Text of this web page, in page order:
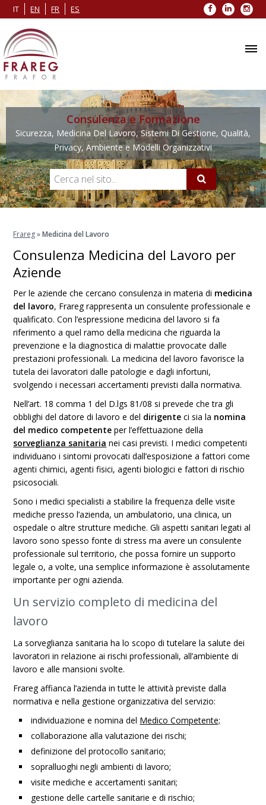
IT EN FR ES Facebook
LinkedIn
Consulenza e Formazione
Sicurezza, Medicina Del Lavoro, Sistemi Di Gestione, Qualità,
Privacy, Ambiente e Modelli Organizzativi
Frareg»Medicina del Lavoro
Consulenza Medicina del Lavoro per
Aziende
Per le aziende che cercano consulenza in materia di medicina
del lavoro, Frareg rappresenta un consulente professionale e
qualificato. Con l’espressione medicina del lavoro si fa
riferimento a quel ramo della medicina che riguarda la
prevenzione e la diagnostica di malattie provocate dalle
prestazioni professionali. La medicina del lavoro favorisce la
tutela dei lavoratori dalle patologie e dagli infortuni,
svolgendo i necessari accertamenti previsti dalla normativa.
Nell’art. 18 comma 1 del D.lgs 81/08 si prevede che tra gli
obblighi del datore di lavoro e del dirigente ci sia la nomina
del medico competente per l’effettuazione della
sorveglianza sanitaria nei casi previsti. I medici competenti
individuano i sintomi provocati dall’esposizione a fattori come
agenti chimici, agenti fisici, agenti biologici e fattori di rischio
psicosociali.
Sono i medici specialisti a stabilire la frequenza delle visite
mediche presso l’azienda, un ambulatorio, una clinica, un
ospedale o altre strutture mediche. Gli aspetti sanitari legati al
lavoro sono spesso fonte di stress ma avere un consulente
professionale sul territorio, che possa fornire un supporto
legale o, a volte, una semplice informazione è assolutamente
importante per ogni azienda.
Un servizio completo di medicina del
lavoro
La sorveglianza sanitaria ha lo scopo di tutelare la salute dei
lavoratori in relazione ai rischi professionali, all’ambiente di
lavoro e alle mansioni svolte.
Frareg affianca l’azienda in tutte le attività previste dalla
normativa e nella gestione organizzativa del servizio:
individuazione e nomina del Medico Competente;
collaborazione alla valutazione dei rischi;
definizione del protocollo sanitario;
sopralluoghi negli ambienti di lavoro;
visite mediche e accertamenti sanitari;
gestione delle cartelle sanitarie e di rischio;